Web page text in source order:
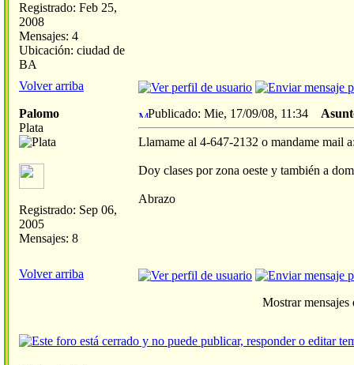
Registrado: Feb 25,
2008
Mensajes: 4
Ubicación: ciudad de
BA
Volver arriba
Palomo
Plata
Registrado: Sep 06,
2005
Mensajes: 8
Publicado: Mie, 17/09/08, 11:34
Llamame al 4-647-2132 o mandame mail
Doy clases por zona oeste y también a
Abrazo
Volver arriba
Mostrar